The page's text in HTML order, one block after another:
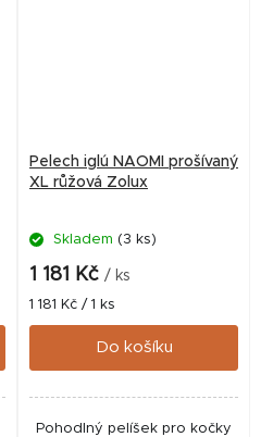
Pelech iglú NAOMI prošívaný
XL růžová Zolux
Skladem (3 ks)
1 181 Kč / ks
Měrná
cena:
1 181 Kč / 1 ks
Do košíku
Pohodlný pelíšek pro kočky